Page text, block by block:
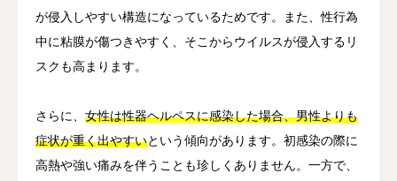
が侵入しやすい構造になっているためです。また、性行為
中に粘膜が傷つきやすく、そこからウイルスが侵入するリ
スクも高まります。
さらに、 女性は性器ヘルペスに感染した場合、男性よりも
症状が重く出やすいという傾向があります。初感染の際に
高熱や強い痛みを伴うことも珍しくありません。一方で、